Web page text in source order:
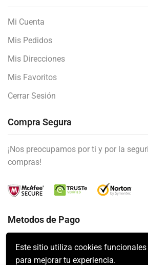
Este sitio utiliza cookies
para mejorar tu experiencia.
Mi Cuenta
Mis Pedidos
Mis Direcciones
Mis Favoritos
Cerrar Sesión
Compra Segura
¡Nos preocupamos por ti y por la
compras!
Metodos de Pago